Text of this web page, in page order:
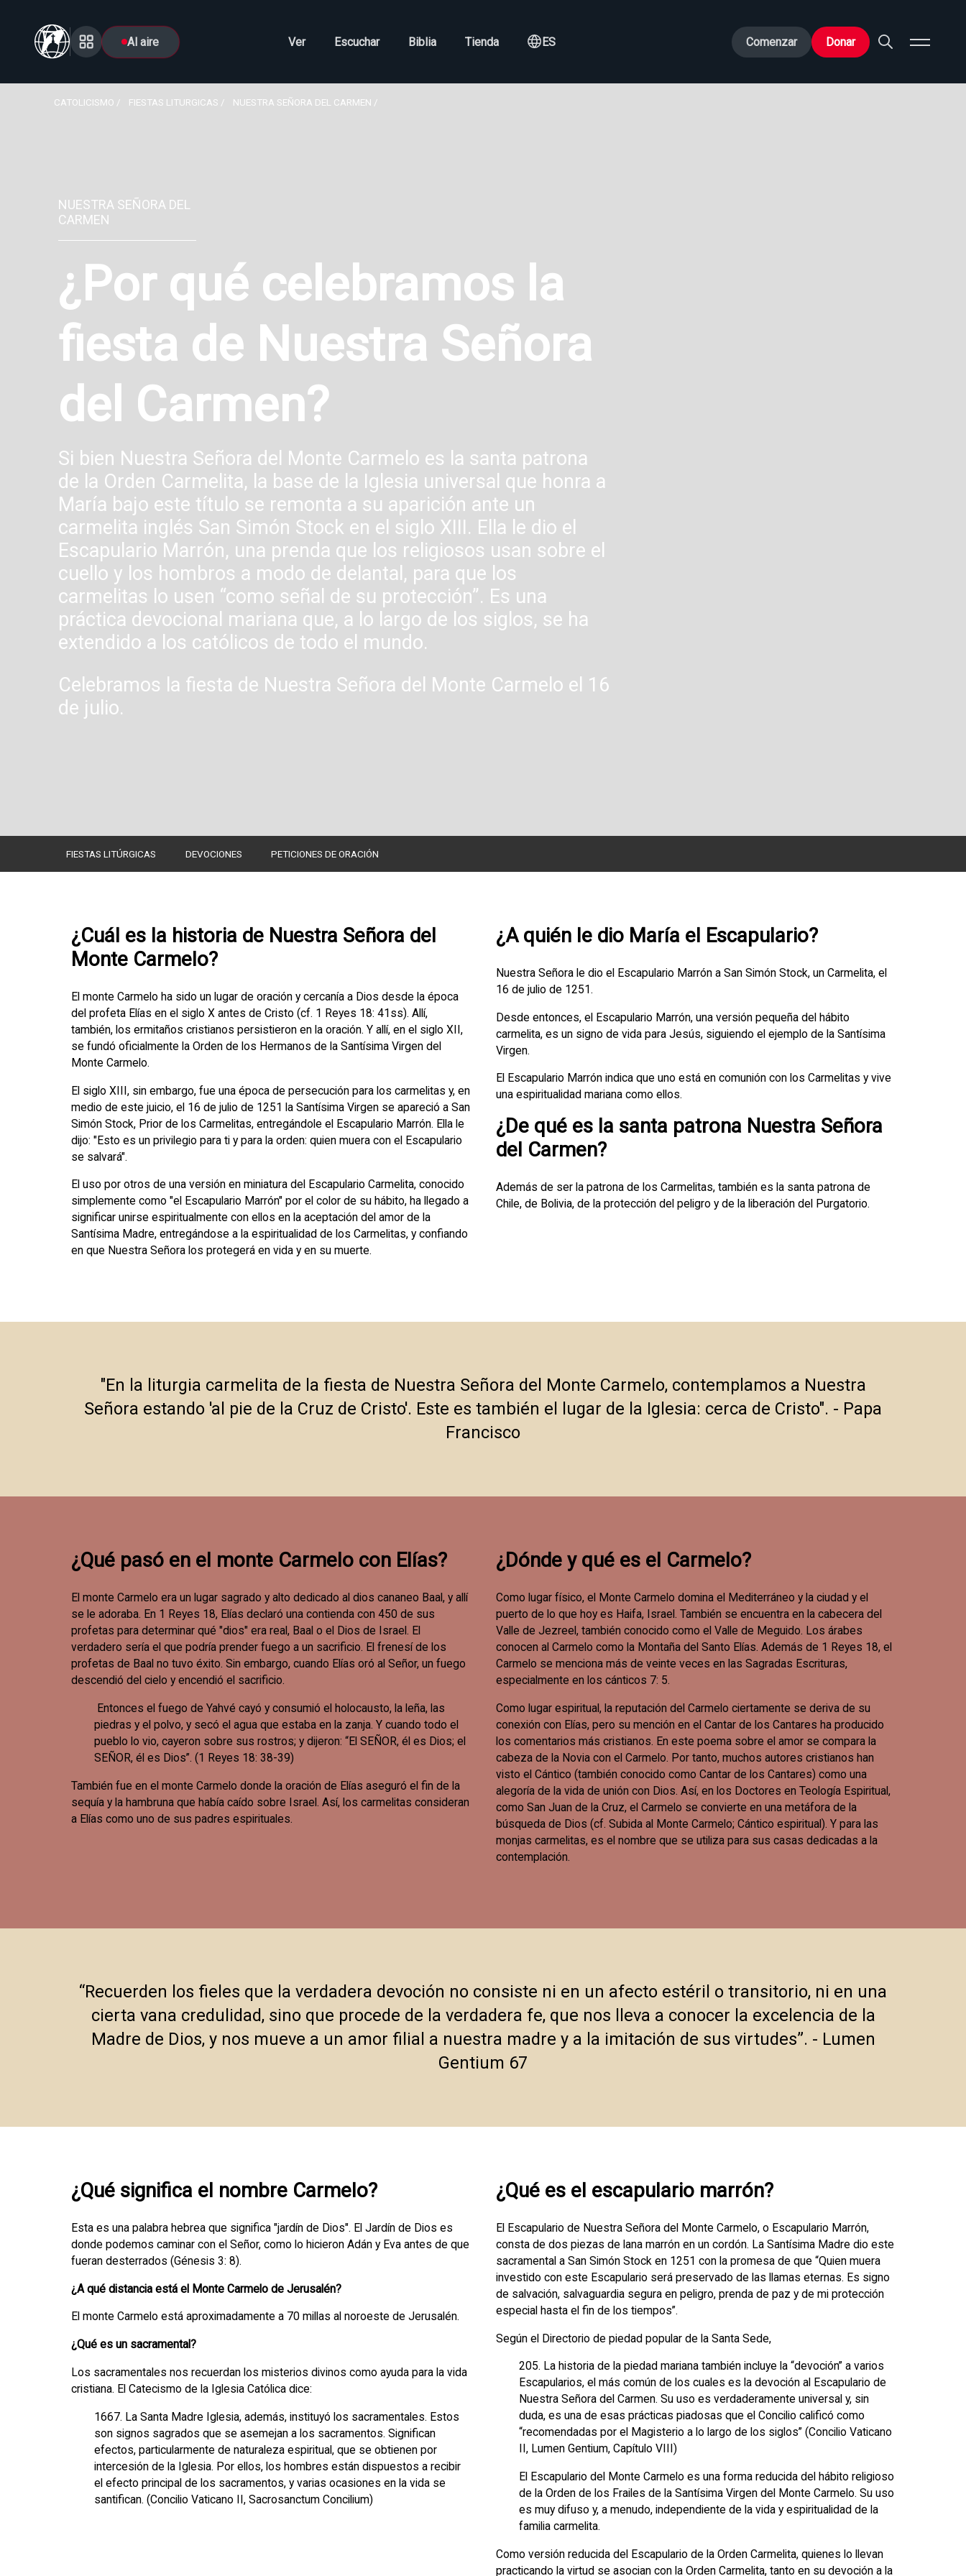
Al aire Ver Escuchar Biblia Tienda ES Comenzar Donar
CATOLICISMO FIESTAS LITURGICAS NUESTRA SEÑORA DEL CARMEN
NUESTRA SEÑORA DEL
CARMEN
¿Por qué celebramos la
fiesta de Nuestra Señora
del Carmen?
Si bien Nuestra Señora del Monte Carmelo es la santa patrona
de la Orden Carmelita, la base de la Iglesia universal que honra a
María bajo este título se remonta a su aparición ante un
carmelita inglés San Simón Stock en el siglo XIII. Ella le dio el
Escapulario Marrón, una prenda que los religiosos usan sobre el
cuello y los hombros a modo de delantal, para que los
carmelitas lo usen “como señal de su protección”. Es una
práctica devocional mariana que, a lo largo de los siglos, se ha
extendido a los católicos de todo el mundo.
Celebramos la fiesta de Nuestra Señora del Monte Carmelo el 16
de julio.
FIESTAS LITÚRGICAS DEVOCIONES PETICIONES DE ORACIÓN
¿Cuál es la historia de Nuestra Señora del
Monte Carmelo?
El monte Carmelo ha sido un lugar de oración y cercanía a Dios desde la época
del profeta Elías en el siglo X antes de Cristo (cf. 1 Reyes 18: 41ss). Allí,
también, los ermitaños cristianos persistieron en la oración. Y allí, en el siglo XII,
se fundó oficialmente la Orden de los Hermanos de la Santísima Virgen del
Monte Carmelo.
El siglo XIII, sin embargo, fue una época de persecución para los carmelitas y, en
medio de este juicio, el 16 de julio de 1251 la Santísima Virgen se apareció a San
Simón Stock, Prior de los Carmelitas, entregándole el Escapulario Marrón. Ella le
dijo: "Esto es un privilegio para ti y para la orden: quien muera con el Escapulario
se salvará".
El uso por otros de una versión en miniatura del Escapulario Carmelita, conocido
simplemente como "el Escapulario Marrón" por el color de su hábito, ha llegado a
significar unirse espiritualmente con ellos en la aceptación del amor de la
Santísima Madre, entregándose a la espiritualidad de los Carmelitas, y confiando
en que Nuestra Señora los protegerá en vida y en su muerte.
¿A quién le dio María el Escapulario?
Nuestra Señora le dio el Escapulario Marrón a San Simón Stock, un Carmelita, el
16 de julio de 1251.
Desde entonces, el Escapulario Marrón, una versión pequeña del hábito
carmelita, es un signo de vida para Jesús, siguiendo el ejemplo de la Santísima
Virgen.
El Escapulario Marrón indica que uno está en comunión con los Carmelitas y vive
una espiritualidad mariana como ellos.
¿De qué es la santa patrona Nuestra Señora
del Carmen?
Además de ser la patrona de los Carmelitas, también es la santa patrona de
Chile, de Bolivia, de la protección del peligro y de la liberación del Purgatorio.
"En la liturgia carmelita de la fiesta de Nuestra Señora del Monte Carmelo, contemplamos a Nuestra
Señora estando 'al pie de la Cruz de Cristo'. Este es también el lugar de la Iglesia: cerca de Cristo". - Papa
Francisco
¿Qué pasó en el monte Carmelo con Elías?
El monte Carmelo era un lugar sagrado y alto dedicado al dios cananeo Baal, y allí
se le adoraba. En 1 Reyes 18, Elías declaró una contienda con 450 de sus
profetas para determinar qué "dios" era real, Baal o el Dios de Israel. El
verdadero sería el que podría prender fuego a un sacrificio. El frenesí de los
profetas de Baal no tuvo éxito. Sin embargo, cuando Elías oró al Señor, un fuego
descendió del cielo y encendió el sacrificio.
Entonces el fuego de Yahvé cayó y consumió el holocausto, la leña, las
piedras y el polvo, y secó el agua que estaba en la zanja. Y cuando todo el
pueblo lo vio, cayeron sobre sus rostros; y dijeron: “El SEÑOR, él es Dios; el
SEÑOR, él es Dios”. (1 Reyes 18: 38-39)
También fue en el monte Carmelo donde la oración de Elías aseguró el fin de la
sequía y la hambruna que había caído sobre Israel. Así, los carmelitas consideran
a Elías como uno de sus padres espirituales.
¿Dónde y qué es el Carmelo?
Como lugar físico, el Monte Carmelo domina el Mediterráneo y la ciudad y el
puerto de lo que hoy es Haifa, Israel. También se encuentra en la cabecera del
Valle de Jezreel, también conocido como el Valle de Meguido. Los árabes
conocen al Carmelo como la Montaña del Santo Elías. Además de 1 Reyes 18, el
Carmelo se menciona más de veinte veces en las Sagradas Escrituras,
especialmente en los cánticos 7: 5.
Como lugar espiritual, la reputación del Carmelo ciertamente se deriva de su
conexión con Elías, pero su mención en el Cantar de los Cantares ha producido
los comentarios más cristianos. En este poema sobre el amor se compara la
cabeza de la Novia con el Carmelo. Por tanto, muchos autores cristianos han
visto el Cántico (también conocido como Cantar de los Cantares) como una
alegoría de la vida de unión con Dios. Así, en los Doctores en Teología Espiritual,
como San Juan de la Cruz, el Carmelo se convierte en una metáfora de la
búsqueda de Dios (cf. Subida al Monte Carmelo; Cántico espiritual). Y para las
monjas carmelitas, es el nombre que se utiliza para sus casas dedicadas a la
contemplación.
“Recuerden los fieles que la verdadera devoción no consiste ni en un afecto estéril o transitorio, ni en una
cierta vana credulidad, sino que procede de la verdadera fe, que nos lleva a conocer la excelencia de la
Madre de Dios, y nos mueve a un amor filial a nuestra madre y a la imitación de sus virtudes”. - Lumen
Gentium 67
¿Qué significa el nombre Carmelo?
Esta es una palabra hebrea que significa "jardín de Dios". El Jardín de Dios es
donde podemos caminar con el Señor, como lo hicieron Adán y Eva antes de que
fueran desterrados (Génesis 3: 8).
¿A qué distancia está el Monte Carmelo de Jerusalén?
El monte Carmelo está aproximadamente a 70 millas al noroeste de Jerusalén.
¿Qué es un sacramental?
Los sacramentales nos recuerdan los misterios divinos como ayuda para la vida
cristiana. El Catecismo de la Iglesia Católica dice:
1667. La Santa Madre Iglesia, además, instituyó los sacramentales. Estos
son signos sagrados que se asemejan a los sacramentos. Significan
efectos, particularmente de naturaleza espiritual, que se obtienen por
intercesión de la Iglesia. Por ellos, los hombres están dispuestos a recibir
el efecto principal de los sacramentos, y varias ocasiones en la vida se
santifican. (Concilio Vaticano II, Sacrosanctum Concilium)
¿Qué es el escapulario marrón?
El Escapulario de Nuestra Señora del Monte Carmelo, o Escapulario Marrón,
consta de dos piezas de lana marrón en un cordón. La Santísima Madre dio este
sacramental a San Simón Stock en 1251 con la promesa de que “Quien muera
investido con este Escapulario será preservado de las llamas eternas. Es signo
de salvación, salvaguardia segura en peligro, prenda de paz y de mi protección
especial hasta el fin de los tiempos”.
Según el Directorio de piedad popular de la Santa Sede,
205. La historia de la piedad mariana también incluye la “devoción” a varios
Escapularios, el más común de los cuales es la devoción al Escapulario de
Nuestra Señora del Carmen. Su uso es verdaderamente universal y, sin
duda, es una de esas prácticas piadosas que el Concilio calificó como
“recomendadas por el Magisterio a lo largo de los siglos” (Concilio Vaticano
II, Lumen Gentium, Capítulo VIII)
El Escapulario del Monte Carmelo es una forma reducida del hábito religioso
de la Orden de los Frailes de la Santísima Virgen del Monte Carmelo. Su uso
es muy difuso y, a menudo, independiente de la vida y espiritualidad de la
familia carmelita.
Como versión reducida del Escapulario de la Orden Carmelita, quienes lo llevan
practicando la virtud se asocian con la Orden Carmelita, tanto en su devoción a la